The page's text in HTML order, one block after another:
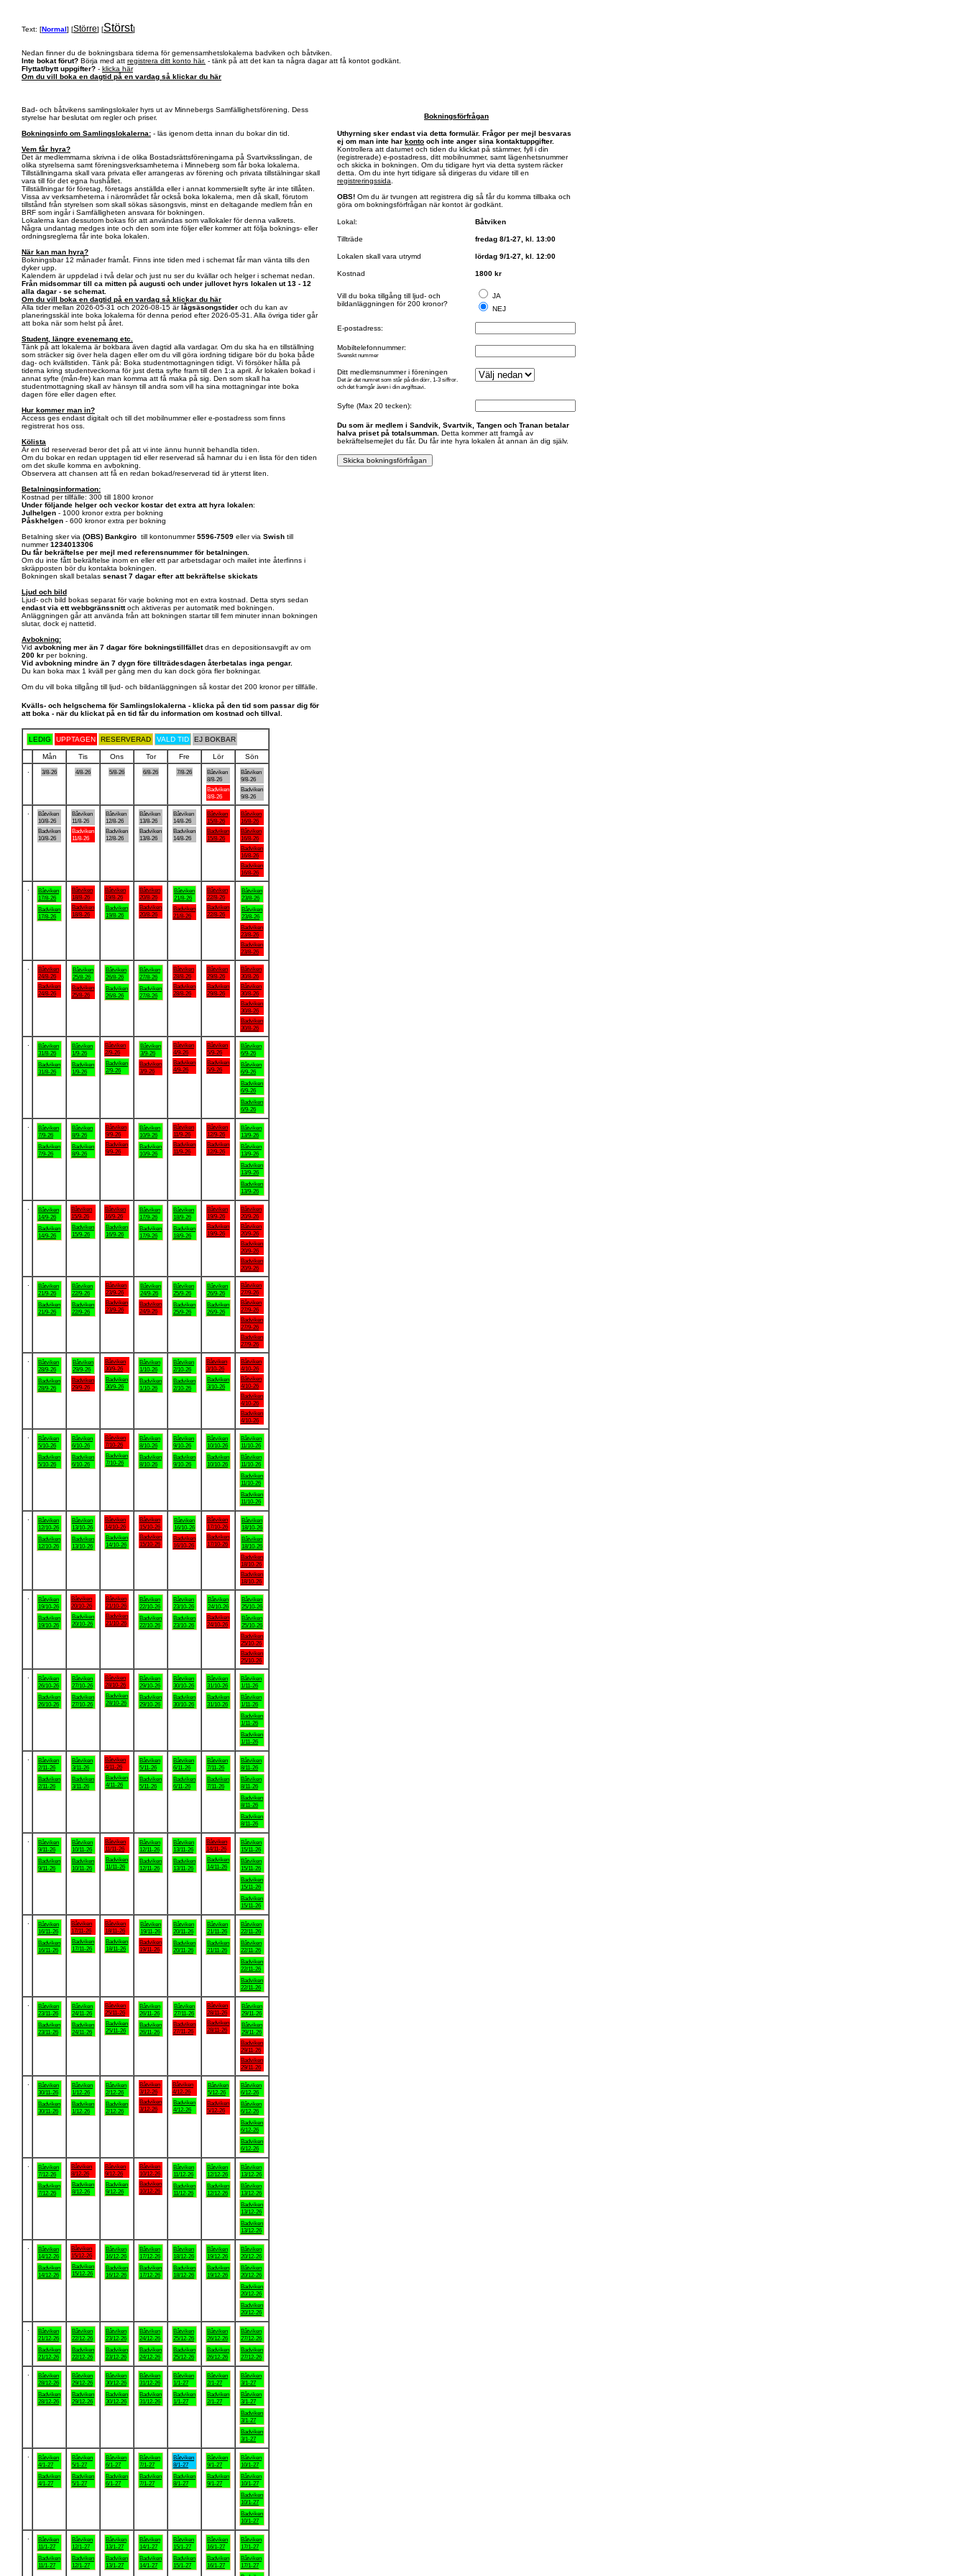
Text: [Normal] [Större] [Störst]
Nedan finner du de bokningsbara tiderna för gemensamhetslokalerna badviken och båtviken.
Inte bokat förut? Börja med att registrera ditt konto här. - tänk på att det kan ta några dagar att få kontot godkänt.
Flyttat/bytt uppgifter? - klicka här
Om du vill boka en dagtid på en vardag så klickar du här
Bad- och båtvikens samlingslokaler hyrs ut av Minnebergs Samfällighetsförening. Dess
styrelse har beslutat om regler och priser.
Bokningsinfo om Samlingslokalerna: - läs igenom detta innan du bokar din tid.
Vem får hyra?
Det är medlemmarna skrivna i de olika Bostadsrättsföreningarna på Svartviksslingan, de
olika styrelserna samt föreningsverksamheterna i Minneberg som får boka lokalerna.
Tillställningarna skall vara privata eller arrangeras av förening och privata tillstälningar skall
vara till för det egna hushållet.
Tillställningar för företag, företags anställda eller i annat kommersiellt syfte är inte tillåten.
Vissa av verksamheterna i närområdet får också boka lokalerna, men då skall, förutom
tillstånd från styrelsen som skall sökas säsongsvis, minst en deltagande medlem från en
BRF som ingår i Samfälligheten ansvara för bokningen.
Lokalerna kan dessutom bokas för att användas som vallokaler för denna valkrets.
Några undantag medges inte och den som inte följer eller kommer att följa boknings- eller
ordningsreglerna får inte boka lokalen.
När kan man hyra?
Bokningsbar 12 månader framåt. Finns inte tiden med i schemat får man vänta tills den
dyker upp.
Kalendern är uppdelad i två delar och just nu ser du kvällar och helger i schemat nedan.
Från midsommar till ca mitten på augusti och under jullovet hyrs lokalen ut 13 - 12
alla dagar - se schemat.
Om du vill boka en dagtid på en vardag så klickar du här
Alla tider mellan 2026-05-31 och 2026-08-15 ärlågsäsongstider och du kan av
planeringsskäl inte boka lokalerna för denna period efter 2026-05-31. Alla övriga tider går
att boka när som helst på året.
Student, längre evenemang etc.
Tänk på att lokalerna är bokbara även dagtid alla vardagar. Om du ska ha en tillställning
som sträcker sig över hela dagen eller om du vill göra iordning tidigare bör du boka både
dag- och kvällstiden. Tänk på: Boka studentmottagningen tidigt. Vi försöker hålla på
tiderna kring studentveckorna för just detta syfte fram till den 1:a april. Är lokalen bokad i
annat syfte (mån-fre) kan man komma att få maka på sig. Den som skall ha
studentmottagning skall av hänsyn till andra som vill ha sina mottagningar inte boka
dagen före eller dagen efter.
Hur kommer man in?
Access ges endast digitalt och till det mobilnummer eller e-postadress som finns
registrerat hos oss.
Kölista
Är en tid reserverad beror det på att vi inte ännu hunnit behandla tiden.
Om du bokar en redan upptagen tid eller reserverad så hamnar du i en lista för den tiden
om det skulle komma en avbokning.
Observera att chansen att få en redan bokad/reserverad tid är ytterst liten.
Betalningsinformation:
Kostnad per tillfälle: 300 till 1800 kronor
Under följande helger och veckor kostar det extra att hyra lokalen:
Julhelgen - 1000 kronor extra per bokning
Påskhelgen - 600 kronor extra per bokning
Betalning sker via (OBS) Bankgiro till kontonummer5596-7509 eller via Swish till
nummer1234013306
Du får bekräftelse per mejl med referensnummer för betalningen.
Om du inte fått bekräftelse inom en eller ett par arbetsdagar och mailet inte återfinns i
skräpposten bör du kontakta bokningen.
Bokningen skall betalas senast 7 dagar efter att bekräftelse skickats
Ljud och bild
Ljud- och bild bokas separat för varje bokning mot en extra kostnad. Detta styrs sedan
endast via ett webbgränssnittoch aktiveras per automatik med bokningen.
Anläggningen går att använda från att bokningen startar till fem minuter innan bokningen
slutar, dock ej nattetid.
Avbokning:
Vid avbokning mer än 7 dagar före bokningstillfälletdras en depositionsavgift av om
200 kr per bokning.
Vid avbokning mindre än 7 dygn före tillträdesdagen återbetalas inga pengar.
Du kan boka max 1 kväll per gång men du kan dock göra fler bokningar.
Om du vill boka tillgång till ljud- och bildanläggningen så kostar det 200 kronor per tillfälle.
Bokningsförfrågan
Uthyrning sker endast via detta formulär. Frågor per mejl besvaras
ej om man inte har konto och inte anger sina kontaktuppgifter.
Kontrollera att datumet och tiden du klickat på stämmer, fyll i din
(registrerade) e-postadress, ditt mobilnummer, samt lägenhetsnummer
och skicka in bokningen. Om du tidigare hyrt via detta system räcker
detta. Om du inte hyrt tidigare så dirigeras du vidare till en
registreringssida
OBS! Om du är tvungen att registrera dig så får du komma tillbaka och
göra om bokningsförfrågan när kontot är godkänt.
Lokal: Båtviken
Tillträde fredag 8/1-27, kl. 13:00
Lokalen skall vara utrymd lördag 9/1-27, kl. 12:00
Kostnad 1800 kr
Vill du boka tillgång till ljud- och
bildanläggningen för 200 kronor?
JA
NEJ
E-postadress:
Mobiltelefonnummer:
Svenskt nummer
Ditt medlemsnummer i föreningen
Det är det numret som står på din dörr, 1-3 siffror.
och det framgår även i din avgiftsavi.
Syfte (Max 20 tecken):
Du som är medlem i Sandvik, Svartvik, Tangen och Tranan betalar
halva priset på totalsumman. Detta kommer att framgå av
bekräftelsemejlet du får. Du får inte hyra lokalen åt annan än dig själv.
Kvälls- och helgschema för Samlingslokalerna - klicka på den tid som passar dig för
att boka - när du klickat på en tid får du information om kostnad och tillval.
LEDIG UPPTAGEN RESERVERAD VALD TID EJ BOKBAR
Mån Tis Ons Tor Fre Lör
Sön
3/8-26 4/8-26 5/8-26 6/8-26 7/8-26
Båtviken
8/8-26
Badviken
8/8-26
Båtviken
9/8-26
Badviken
9/8-26
Båtviken
10/8-26
Badviken
10/8-26
Båtviken
11/8-26
Badviken
11/8-26
Båtviken
12/8-26
Badviken
12/8-26
Båtviken
13/8-26
Badviken
13/8-26
Båtviken
14/8-26
Badviken
14/8-26
Båtviken
15/8-26
Badviken
15/8-26
Båtviken
16/8-26
Båtviken
16/8-26
Badviken
16/8-26
Badviken
16/8-26
Båtviken
17/8-26
Badviken
17/8-26
Båtviken
18/8-26
Badviken
18/8-26
Båtviken
19/8-26
Badviken
19/8-26
Båtviken
20/8-26
Badviken
20/8-26
Båtviken
21/8-26
Badviken
21/8-26
Båtviken
22/8-26
Badviken
22/8-26
Båtviken
23/8-26
Båtviken
23/8-26
Badviken
23/8-26
Badviken
23/8-26
Båtviken
24/8-26
Badviken
24/8-26
Båtviken
25/8-26
Badviken
25/8-26
Båtviken
26/8-26
Badviken
26/8-26
Båtviken
27/8-26
Badviken
27/8-26
Båtviken
28/8-26
Badviken
28/8-26
Båtviken
29/8-26
Badviken
29/8-26
Båtviken
30/8-26
Båtviken
30/8-26
Badviken
30/8-26
Badviken
30/8-26
Båtviken
31/8-26
Badviken
31/8-26
Båtviken
1/9-26
Badviken
1/9-26
Båtviken
2/9-26
Badviken
2/9-26
Båtviken
3/9-26
Badviken
3/9-26
Båtviken
4/9-26
Badviken
4/9-26
Båtviken
5/9-26
Badviken
5/9-26
Båtviken
6/9-26
Båtviken
6/9-26
Badviken
6/9-26
Badviken
6/9-26
Båtviken
7/9-26
Badviken
7/9-26
Båtviken
8/9-26
Badviken
8/9-26
Båtviken
9/9-26
Badviken
9/9-26
Båtviken
10/9-26
Badviken
10/9-26
Båtviken
11/9-26
Badviken
11/9-26
Båtviken
12/9-26
Badviken
12/9-26
Båtviken
13/9-26
Båtviken
13/9-26
Badviken
13/9-26
Badviken
13/9-26
Båtviken
14/9-26
Badviken
14/9-26
Båtviken
15/9-26
Badviken
15/9-26
Båtviken
16/9-26
Badviken
16/9-26
Båtviken
17/9-26
Badviken
17/9-26
Båtviken
18/9-26
Badviken
18/9-26
Båtviken
19/9-26
Badviken
19/9-26
Båtviken
20/9-26
Båtviken
20/9-26
Badviken
20/9-26
Badviken
20/9-26
Båtviken
21/9-26
Badviken
21/9-26
Båtviken
22/9-26
Badviken
22/9-26
Båtviken
23/9-26
Badviken
23/9-26
Båtviken
24/9-26
Badviken
24/9-26
Båtviken
25/9-26
Badviken
25/9-26
Båtviken
26/9-26
Badviken
26/9-26
Båtviken
27/9-26
Båtviken
27/9-26
Badviken
27/9-26
Badviken
27/9-26
Båtviken
28/9-26
Badviken
28/9-26
Båtviken
29/9-26
Badviken
29/9-26
Båtviken
30/9-26
Badviken
30/9-26
Båtviken
1/10-26
Badviken
1/10-26
Båtviken
2/10-26
Badviken
2/10-26
Båtviken
3/10-26
Badviken
3/10-26
Båtviken
4/10-26
Båtviken
4/10-26
Badviken
4/10-26
Badviken
4/10-26
Båtviken
5/10-26
Badviken
5/10-26
Båtviken
6/10-26
Badviken
6/10-26
Båtviken
7/10-26
Badviken
7/10-26
Båtviken
8/10-26
Badviken
8/10-26
Båtviken
9/10-26
Badviken
9/10-26
Båtviken
10/10-26
Badviken
10/10-26
Båtviken
11/10-26
Båtviken
11/10-26
Badviken
11/10-26
Badviken
11/10-26
Båtviken
12/10-26
Badviken
12/10-26
Båtviken
13/10-26
Badviken
13/10-26
Båtviken
14/10-26
Badviken
14/10-26
Båtviken
15/10-26
Badviken
15/10-26
Båtviken
16/10-26
Badviken
16/10-26
Båtviken
17/10-26
Badviken
17/10-26
Båtviken
18/10-26
Båtviken
18/10-26
Badviken
18/10-26
Badviken
18/10-26
Båtviken
19/10-26
Badviken
19/10-26
Båtviken
20/10-26
Badviken
20/10-26
Båtviken
21/10-26
Badviken
21/10-26
Båtviken
22/10-26
Badviken
22/10-26
Båtviken
23/10-26
Badviken
23/10-26
Båtviken
24/10-26
Badviken
24/10-26
Båtviken
25/10-26
Båtviken
25/10-26
Badviken
25/10-26
Badviken
25/10-26
Båtviken
26/10-26
Badviken
26/10-26
Båtviken
27/10-26
Badviken
27/10-26
Båtviken
28/10-26
Badviken
28/10-26
Båtviken
29/10-26
Badviken
29/10-26
Båtviken
30/10-26
Badviken
30/10-26
Båtviken
31/10-26
Badviken
31/10-26
Båtviken
1/11-26
Båtviken
1/11-26
Badviken
1/11-26
Badviken
1/11-26
Båtviken
2/11-26
Badviken
2/11-26
Båtviken
3/11-26
Badviken
3/11-26
Båtviken
4/11-26
Badviken
4/11-26
Båtviken
5/11-26
Badviken
5/11-26
Båtviken
6/11-26
Badviken
6/11-26
Båtviken
7/11-26
Badviken
7/11-26
Båtviken
8/11-26
Båtviken
8/11-26
Badviken
8/11-26
Badviken
8/11-26
Båtviken
9/11-26
Badviken
9/11-26
Båtviken
10/11-26
Badviken
10/11-26
Båtviken
11/11-26
Badviken
11/11-26
Båtviken
12/11-26
Badviken
12/11-26
Båtviken
13/11-26
Badviken
13/11-26
Båtviken
14/11-26
Badviken
14/11-26
Båtviken
15/11-26
Båtviken
15/11-26
Badviken
15/11-26
Badviken
15/11-26
Båtviken
16/11-26
Badviken
16/11-26
Båtviken
17/11-26
Badviken
17/11-26
Båtviken
18/11-26
Badviken
18/11-26
Båtviken
19/11-26
Badviken
19/11-26
Båtviken
20/11-26
Badviken
20/11-26
Båtviken
21/11-26
Badviken
21/11-26
Båtviken
22/11-26
Båtviken
22/11-26
Badviken
22/11-26
Badviken
22/11-26
Båtviken
23/11-26
Badviken
23/11-26
Båtviken
24/11-26
Badviken
24/11-26
Båtviken
25/11-26
Badviken
25/11-26
Båtviken
26/11-26
Badviken
26/11-26
Båtviken
27/11-26
Badviken
27/11-26
Båtviken
28/11-26
Badviken
28/11-26
Båtviken
29/11-26
Båtviken
29/11-26
Badviken
29/11-26
Badviken
29/11-26
Båtviken
30/11-26
Badviken
30/11-26
Båtviken
1/12-26
Badviken
1/12-26
Båtviken
2/12-26
Badviken
2/12-26
Båtviken
3/12-26
Badviken
3/12-26
Båtviken
4/12-26
Badviken
4/12-26
Båtviken
5/12-26
Badviken
5/12-26
Båtviken
6/12-26
Båtviken
6/12-26
Badviken
6/12-26
Badviken
6/12-26
Båtviken
7/12-26
Badviken
7/12-26
Båtviken
8/12-26
Badviken
8/12-26
Båtviken
9/12-26
Badviken
9/12-26
Båtviken
10/12-26
Badviken
10/12-26
Båtviken
11/12-26
Badviken
11/12-26
Båtviken
12/12-26
Badviken
12/12-26
Båtviken
13/12-26
Båtviken
13/12-26
Badviken
13/12-26
Badviken
13/12-26
Båtviken
14/12-26
Badviken
14/12-26
Båtviken
15/12-26
Badviken
15/12-26
Båtviken
16/12-26
Badviken
16/12-26
Båtviken
17/12-26
Badviken
17/12-26
Båtviken
18/12-26
Badviken
18/12-26
Båtviken
19/12-26
Badviken
19/12-26
Båtviken
20/12-26
Båtviken
20/12-26
Badviken
20/12-26
Badviken
20/12-26
Båtviken
21/12-26
Badviken
21/12-26
Båtviken
22/12-26
Badviken
22/12-26
Båtviken
23/12-26
Badviken
23/12-26
Båtviken
24/12-26
Badviken
24/12-26
Båtviken
25/12-26
Badviken
25/12-26
Båtviken
26/12-26
Badviken
26/12-26
Båtviken
27/12-26
Badviken
27/12-26
Båtviken
28/12-26
Badviken
28/12-26
Båtviken
29/12-26
Badviken
29/12-26
Båtviken
30/12-26
Badviken
30/12-26
Båtviken
31/12-26
Badviken
31/12-26
Båtviken
1/1-27
Badviken
1/1-27
Båtviken
2/1-27
Badviken
2/1-27
Båtviken
3/1-27
Båtviken
3/1-27
Badviken
3/1-27
Badviken
3/1-27
Båtviken
4/1-27
Badviken
4/1-27
Båtviken
5/1-27
Badviken
5/1-27
Båtviken
6/1-27
Badviken
6/1-27
Båtviken
7/1-27
Badviken
7/1-27
Båtviken
8/1-27
Badviken
8/1-27
Båtviken
9/1-27
Badviken
9/1-27
Båtviken
10/1-27
Båtviken
10/1-27
Badviken
10/1-27
Badviken
10/1-27
Båtviken
11/1-27
Badviken
11/1-27
Båtviken
12/1-27
Badviken
12/1-27
Båtviken
13/1-27
Badviken
13/1-27
Båtviken
14/1-27
Badviken
14/1-27
Båtviken
15/1-27
Badviken
15/1-27
Båtviken
16/1-27
Badviken
16/1-27
Båtviken
17/1-27
Båtviken
17/1-27